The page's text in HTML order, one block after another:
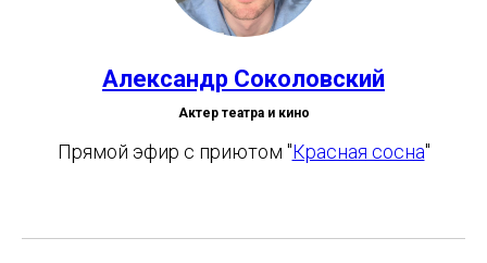
Александр Соколовский
Актер театра и кино
Прямой эфир с приютом "Красная сосна"